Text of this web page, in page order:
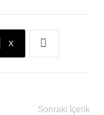
X
Sonraki İçerik